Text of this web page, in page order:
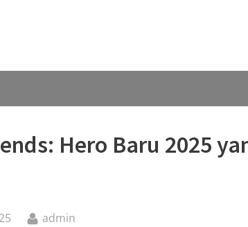
Hero Baru 2025
By
admin